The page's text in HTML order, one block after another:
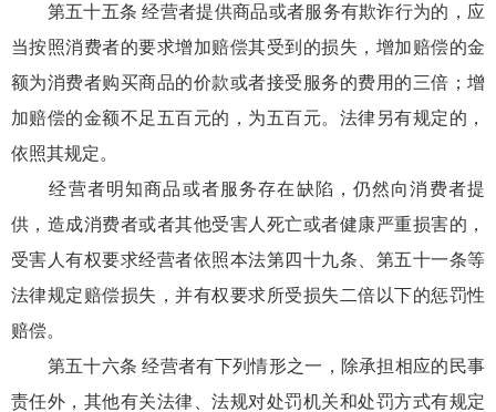
第五十五条 经营者提供商品或者服务有欺诈行为的，应
当按照消费者的要求增加赔偿其受到的损失，增加赔偿的金
额为消费者购买商品的价款或者接受服务的费用的三倍；增
加赔偿的金额不足五百元的，为五百元。法律另有规定的，
依照其规定。
经营者明知商品或者服务存在缺陷，仍然向消费者提
供，造成消费者或者其他受害人死亡或者健康严重损害的，
受害人有权要求经营者依照本法第四十九条、第五十一条等
法律规定赔偿损失，并有权要求所受损失二倍以下的惩罚性
赔偿。
第五十六条 经营者有下列情形之一，除承担相应的民事
责任外，其他有关法律、法规对处罚机关和处罚方式有规定